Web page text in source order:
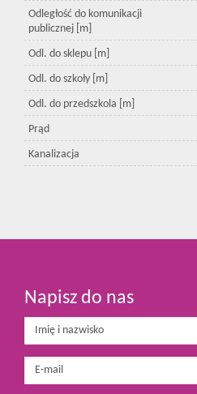
Odległość do komunikacji
publicznej [m]
Odl. do sklepu [m]
Odl. do szkoły [m]
Odl. do przedszkola [m]
Prąd
Kanalizacja
Napisz do nas